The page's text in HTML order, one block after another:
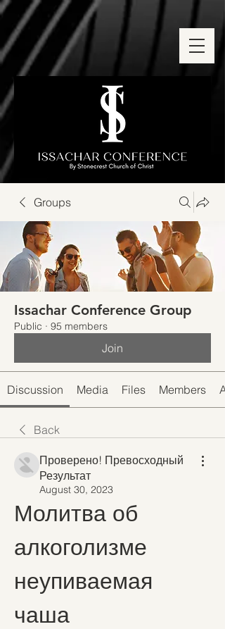
Groups
Issachar Conference Group
Public · 95 members
Join
Discussion Media Files Members
Back
Проверено! Превосходный
Результат
August 30, 2023
Молитва об
алкоголизме
неупиваемая
чаша